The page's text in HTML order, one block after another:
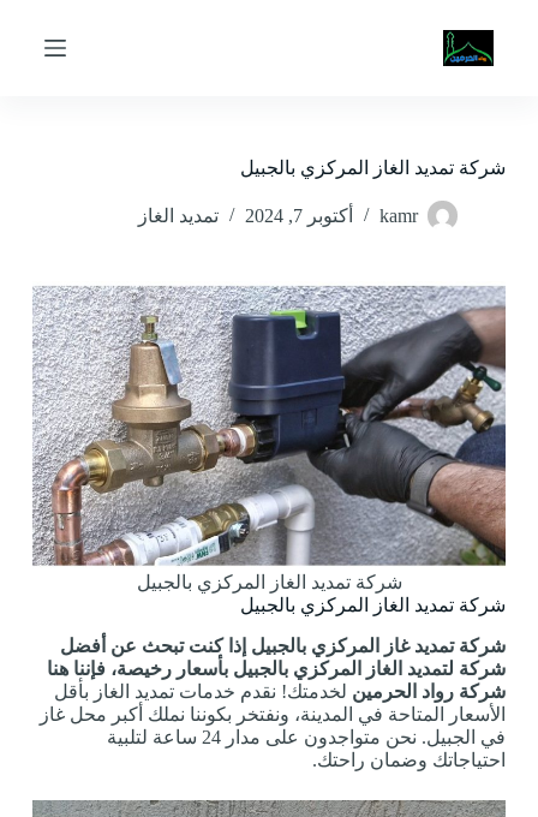
شركة تمديد الغاز المركزي بالجبيل
kamr أكتوبر 7, 2024 تمديد الغاز
شركة تمديد الغاز المركزي بالجبيل
شركة تمديد الغاز المركزي بالجبيل
شركة تمديد غاز المركزي بالجبيل إذا كنت تبحث عن أفضل
شركة لتمديد الغاز المركزي بالجبيل بأسعار رخيصة، فإننا هنا
شركة رواد الحرمين لخدمتك! نقدم خدمات تمديد الغاز بأقل
الأسعار المتاحة في المدينة، ونفتخر بكوننا نملك أكبر محل غاز
في الجبيل. نحن متواجدون على مدار 24 ساعة لتلبية
احتياجاتك وضمان راحتك.